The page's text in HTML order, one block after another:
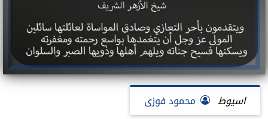
اسيوط محمود فوزى